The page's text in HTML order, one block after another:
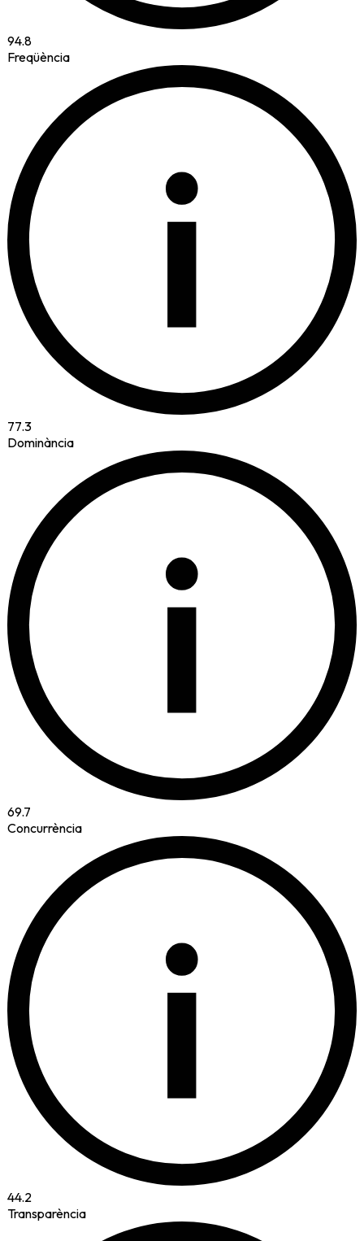
94.8
Freqüència
i
77.3
Dominància
i
69.7
Concurrència
i
44.2
Transparència